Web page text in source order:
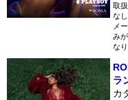
取
な
メ
み
なり
ラ
カ